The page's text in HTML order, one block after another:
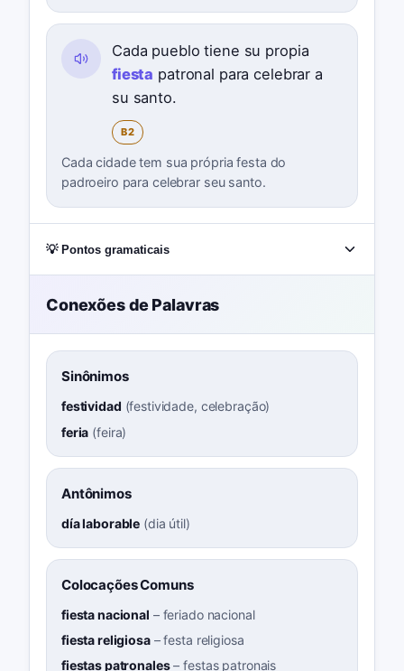
Cada pueblo tiene su propia
fiesta patronal para celebrar a
su santo.
B2
Cada cidade tem sua própria festa do
padroeiro para celebrar seu santo.
💡 Pontos gramaticais
Conexões de Palavras
Sinônimos
festividad (festividade, celebração)
feria (feira)
Antônimos
día laborable (dia útil)
Colocações Comuns
fiesta nacional – feriado nacional
fiesta religiosa–festa religiosa
fiestas patronales–festas patronais